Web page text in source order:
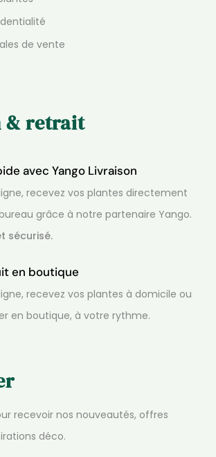
de vente
& retrait
avec Yango Livraison
recevez vos plantes directement
grâce à notre partenaire Yango.
sécurisé.
en boutique
recevez vos plantes à domicile ou
en boutique, à votre rythme.
recevoir nos nouveautés, offres
déco.